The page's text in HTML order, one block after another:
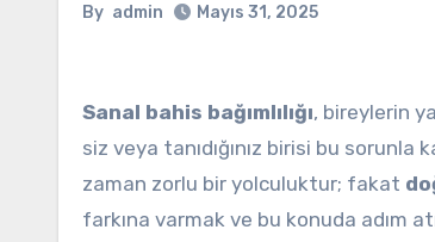
By admin Mayıs 31, 2025
Sanal bahis bağımlılığı, bireylerin
siz veya tanıdığınız birisi bu sorunla
zaman zorlu bir yolculuktur; fakat
farkına varmak ve bu konuda adım